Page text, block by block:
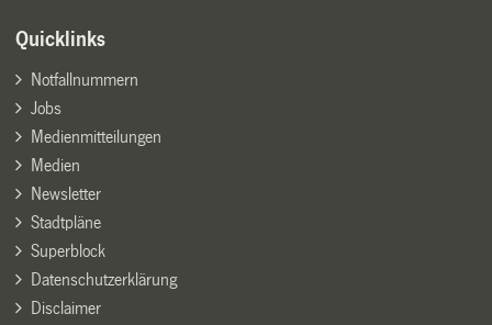
Quicklinks
Notfallnummern
Jobs
Medienmitteilungen
Medien
Newsletter
Stadtpläne
Superblock
Datenschutzerklärung
Disclaimer